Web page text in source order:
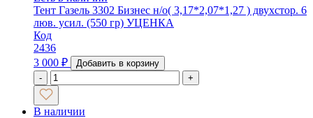
Тент Газель 3302 Бизнес н/о( 3,17*2,07*1,27 ) двухстор. 6
люв. усил. (550 гр) УЦЕНКА
Код
2436
3 000 ₽
Добавить в корзину
-
+
В наличии